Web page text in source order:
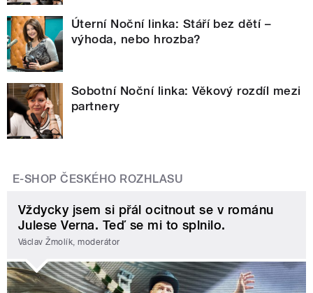
Úterní Noční linka: Stáří bez dětí –
výhoda, nebo hrozba?
Sobotní Noční linka: Věkový rozdíl mezi
partnery
E-SHOP ČESKÉHO ROZHLASU
Vždycky jsem si přál ocitnout se v románu
Julese Verna. Teď se mi to splnilo.
Václav Žmolík, moderátor